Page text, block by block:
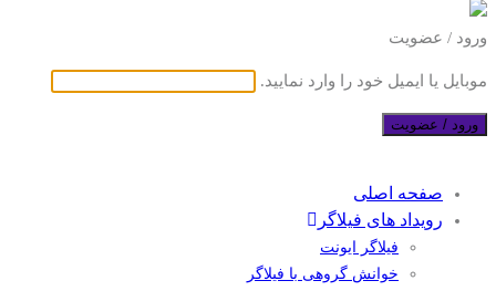
ورود / عضویت
موبایل یا ایمیل خود را وارد نمایید.
ورود / عضویت
صفحه اصلی
رویداد های فیلاگر
فیلاگر ایونت
خوانش گروهی با فیلاگر